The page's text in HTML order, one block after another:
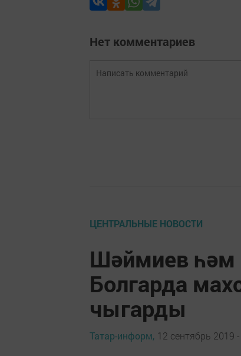
Нет комментариев
ЦЕНТРАЛЬНЫЕ НОВОСТИ
Шәймиев һәм
Болгарда
чыгарды
Татар-информ, 12 сентябрь 2019